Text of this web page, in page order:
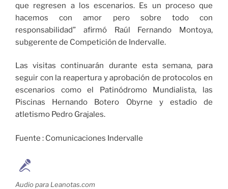
que regresen a los escenarios. Es un proceso que
hacemos con amor pero sobre todo con
responsabilidad” afirmó Raúl Fernando Montoya,
subgerente de Competición de Indervalle.
Las visitas continuarán durante esta semana, para
seguir con la reapertura y aprobación de protocolos en
escenarios como el Patinódromo Mundialista, las
Piscinas Hernando Botero Obyrne y estadio de
atletismo Pedro Grajales.
Fuente : Comunicaciones Indervalle
Audio para Leanotas.com